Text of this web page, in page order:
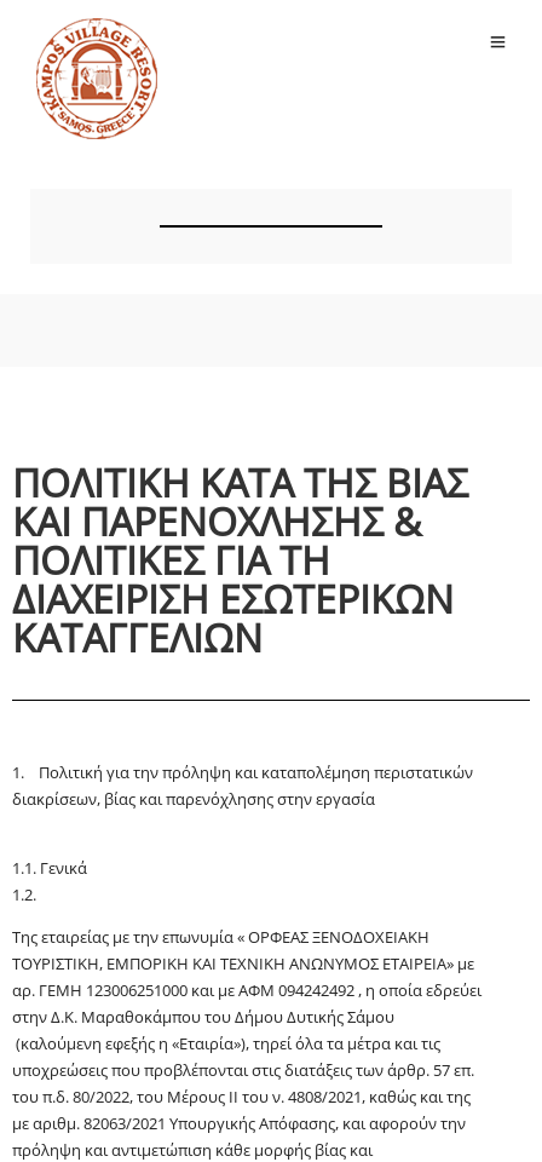
ΠΟΛΙΤΙΚΗ ΚΑΤΑ ΤΗΣ ΒΙΑΣ
ΚΑΙ ΠΑΡΕΝΟΧΛΗΣΗΣ &
ΠΟΛΙΤΙΚΕΣ ΓΙΑ ΤΗ
ΔΙΑΧΕΙΡΙΣΗ ΕΣΩΤΕΡΙΚΩΝ
ΚΑΤΑΓΓΕΛΙΩΝ
1. Πολιτική για την πρόληψη και καταπολέμηση περιστατικών
διακρίσεων, βίας και παρενόχλησης στην εργασία
1.1. Γενικά
1.2.
Της εταιρείας με την επωνυμία«ΟΡΦΕΑΣ ΞΕΝΟΔΟΧΕΙΑΚΗ
ΤΟΥΡΙΣΤΙΚΗ, ΕΜΠΟΡΙΚΗ ΚΑΙ ΤΕΧΝΙΚΗ ΑΝΩΝΥΜΟΣ ΕΤΑΙΡΕΙΑ» με
αρ. ΓΕΜΗ 123006251000 και μεΑΦΜ 094242492, η οποία εδρεύει
στην Δ.Κ. Μαραθοκάμπουτου Δήμου Δυτικής Σάμου
(καλούμενη εφεξής η «Εταιρία»), τηρεί όλα τα μέτρα και τις
υποχρεώσεις που προβλέπονται στις διατάξεις των άρθρ. 57επ.
τουπ.δ.80/2022, του Μέρους ΙΙ του ν. 4808/2021, καθώς και της
μεαριθμ. 82063/2021 Υπουργικής Απόφασης, και αφορούν την
πρόληψη και αντιμετώπιση κάθε μορφής βίας και